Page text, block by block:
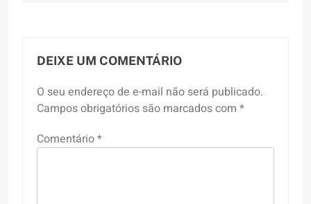
DEIXE UM COMENTÁRIO
O seu endereço de e-mail não será publicado.
Campos obrigatórios são marcados com *
Comentário*